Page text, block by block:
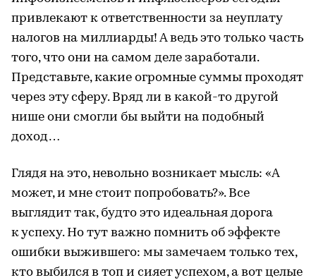
привлекают к ответственности за неуплату
налогов на миллиарды! А ведь это только часть
того, что они на самом деле заработали.
Представьте, какие огромные суммы проходят
через эту сферу. Вряд ли в какой-то другой
нише они смогли бы выйти на подобный
доход…
Глядя на это, невольно возникает мысль: «А
может, и мне стоит попробовать?». Все
выглядит так, будто это идеальная дорога
к успеху. Но тут важно помнить об эффекте
ошибки выжившего: мы замечаем только тех,
кто выбился в топ и сияет успехом, а вот целые